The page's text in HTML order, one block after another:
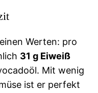
Werten: pro
31 g Eiweiß
Mit wenig
ist er perfekt